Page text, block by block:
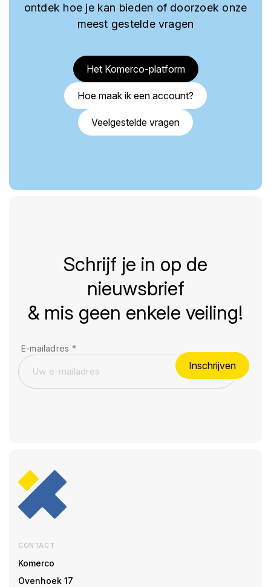
ontdek hoe je kan bieden of doorzoek onze
meest gestelde vragen
Het Komerco-platform
Hoe maak ik een account?
Veelgestelde vragen
Schrijf je in op de
nieuwsbrief
& mis geen enkele veiling!
E-mailadres *
Inschrijven
CONTACT
Komerco
Ovenhoek 17